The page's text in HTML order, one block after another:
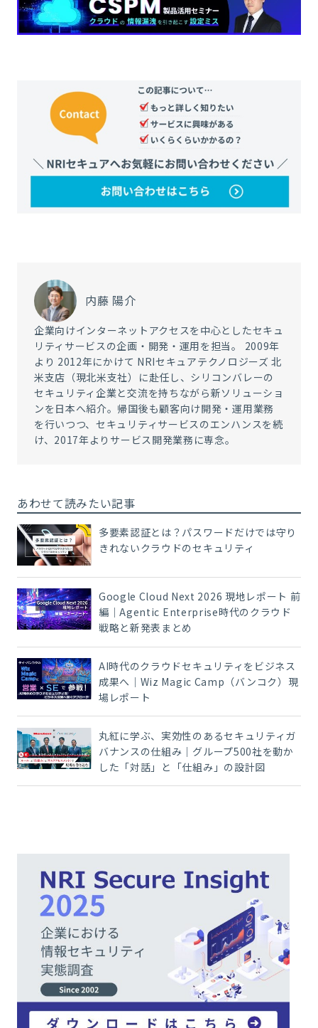
内藤 陽介
企業向けインターネットアクセスを中心としたセキュ
リティサービスの企画・開発・運用を担当。 2009年
より 2012年にかけて NRIセキュアテクノロジーズ 北
米支店（現北米支社）に赴任し、シリコンバレーの
セキュリティ企業と交流を持ちながら新ソリューショ
ンを日本へ紹介。帰国後も顧客向け開発・運用業務
を行いつつ、セキュリティサービスのエンハンスを続
け、2017年よりサービス開発業務に専念。
あわせて読みたい記事
多要素認証とは？パスワードだけでは守り
きれないクラウドのセキュリティ
Google Cloud Next 2026 現地レポート 前
編｜Agentic Enterprise時代のクラウド
戦略と新発表まとめ
AI時代のクラウドセキュリティをビジネス
成果へ｜Wiz Magic Camp（バンコク）現
場レポート
丸紅に学ぶ、実効性のあるセキュリティガ
バナンスの仕組み｜グループ500社を動か
した「対話」と「仕組み」の設計図